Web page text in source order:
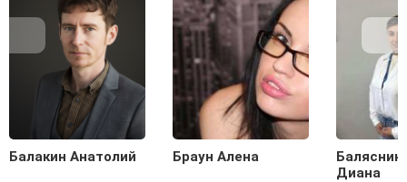
Балакин Анатолий Браун Алена
Диана